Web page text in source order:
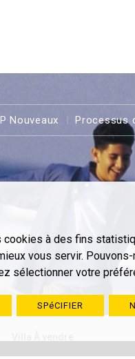
cookies à des fins
vous servir.
sélectionner votre
SPéCIFIER
Nouveaux Processus